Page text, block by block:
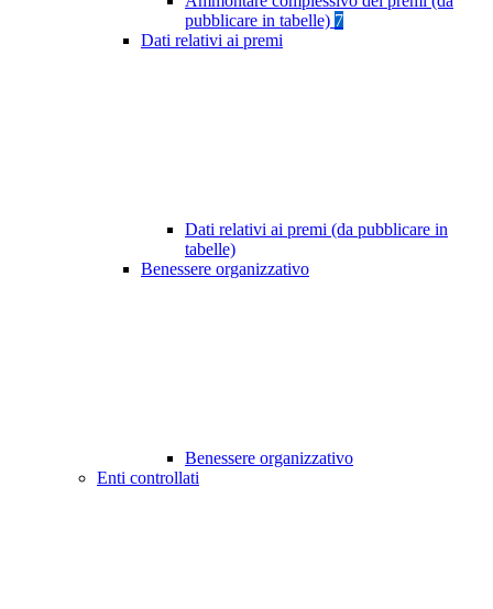
pubblicare in tabelle) 7
Dati relativi ai premi
Dati relativi ai premi (da pubblicare in
tabelle)
Benessere organizzativo
Benessere organizzativo
Enti controllati